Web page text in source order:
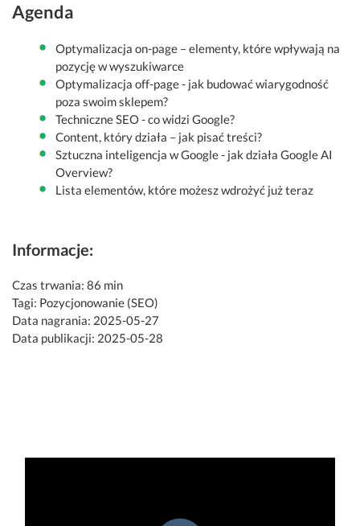
Agenda
Optymalizacja on-page – elementy, które wpływają na
pozycję w wyszukiwarce
Optymalizacja off-page - jak budować wiarygodność
poza swoim sklepem?
Techniczne SEO - co widzi Google?
Content, który działa – jak pisać treści?
Sztuczna inteligencja w Google - jak działa Google AI
Overview?
Lista elementów, które możesz wdrożyć już teraz
Informacje:
Czas trwania: 86 min
Tagi: Pozycjonowanie (SEO)
Data nagrania: 2025-05-27
Data publikacji: 2025-05-28